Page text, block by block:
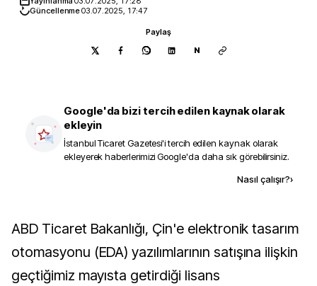
Güncellenme03.07.2025, 17:47
Paylaş
N
Google'da bizi tercih edilen kaynak olarak
ekleyin
İstanbul Ticaret Gazetesi'i tercih edilen kaynak olarak
ekleyerek haberlerimizi Google'da daha sık görebilirsiniz.
Nasıl çalışır?›
ABD Ticaret Bakanlığı, Çin'e elektronik tasarım
otomasyonu (EDA) yazılımlarının satışına ilişkin
geçtiğimiz mayısta getirdiği lisans